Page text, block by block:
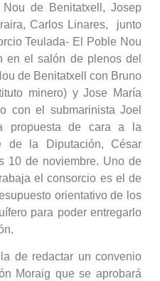
de Benitatxell, Josep
Carlos Linares, junto
Teulada- El Poble Nou
en el salón de plenos del
de Benitatxell con Bruno
minero) y Jose María
con el submarinista Joel
propuesta de cara a la
de la Diputación, César
10 de noviembre. Uno de
el consorcio es el de
orientativo de los
para poder entregarlo
de redactar un convenio
Moraig que se aprobará